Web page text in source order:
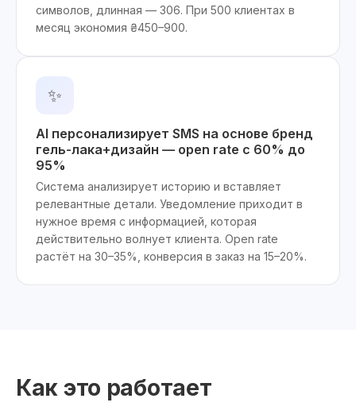
символов, длинная — 306. При 500 клиентах в
месяц экономия ₴450–900.
✨
AI персонализирует SMS на основе бренд
гель-лака+дизайн — open rate с 60% до
95%
Система анализирует историю и вставляет
релевантные детали. Уведомление приходит в
нужное время с информацией, которая
действительно волнует клиента. Open rate
растёт на 30–35%, конверсия в заказ на 15–20%.
Как это работает